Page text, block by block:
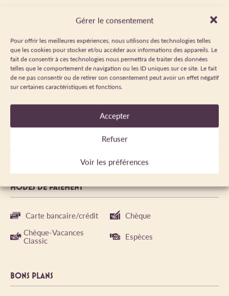
Gérer le consentement
Pour offrir les meilleures expériences, nous utilisons des technologies telles
que les cookies pour stocker et/ou accéder aux informations des appareils. Le
fait de consentir à ces technologies nous permettra de traiter des données
telles que le comportement de navigation ou les ID uniques sur ce site. Le fait
de ne pas consentir ou de retirer son consentement peut avoir un effet négatif
sur certaines caractéristiques et fonctions.
Accepter
Refuser
Voir les préférences
Location de draps : 16 € lit double, 11 € lit simple
Location de serviettes de bain: 7 € / serviette.
Location de frigo: 9 € / jour.
Location de BBQ : 9 € / jour
Kit bébé : 7 € / jour
+ Frais de réservation : 22 € du 3/07 au 30/08.
Taxe de séjour non incluse.
MODES DE PAIEMENT
Carte bancaire/crédit
Chèque
Chèque-Vacances
Classic Espèces
BONS PLANS